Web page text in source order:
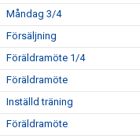
Måndag 3/4
Försäljning
Föräldramöte 1/4
Föräldramöte
Inställd träning
Föräldramöte